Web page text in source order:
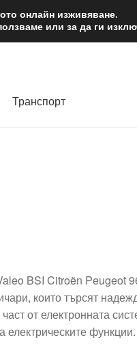
Транспорт
BSI Citroën Peugeot
които търсят
от електронната
функции.
онлайн изживяване.
или за да ги